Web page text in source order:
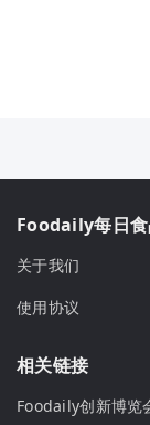
Foodaily每日
关于我们
使用协议
相关链接
Foodaily创新博览